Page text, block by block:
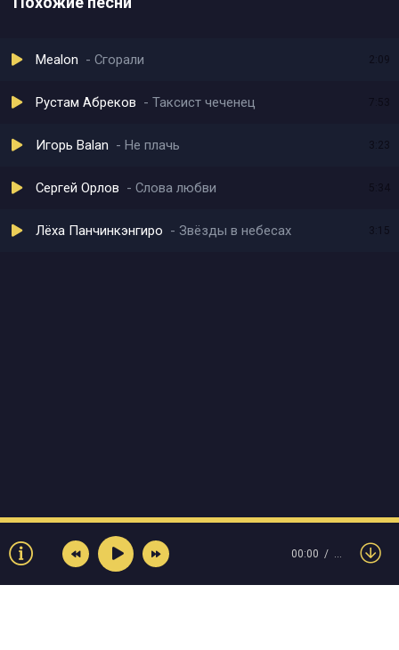
Mealon Сгорали 2:09
Рустам Абреков Таксист чеченец
Игорь Balan Не плачь 3:23
Сергей Орлов Слова любви
Лёха Панчинкэнгиро Звёзды в небесах 3:15
00:00 …